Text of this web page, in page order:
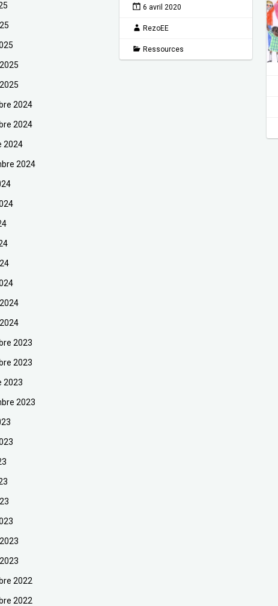
2024
2024
2024
2024
2023
2023
2023
2023
2022
2022
6 avril 2020
RezoEE
Ressources